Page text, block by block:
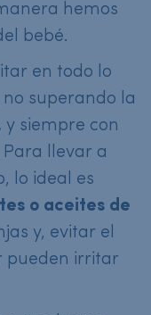
hemos
bebé.
en todo lo
no superando la
y siempre con
llevar a
lo ideal es
o aceites de
y, evitar el
pueden irritar